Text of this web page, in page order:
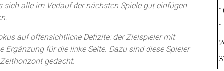
alle im Verlauf der nächsten Spiele gut einfügen
auf offensichtliche Defizite: der Zielspieler mit
Ergänzung für die linke Seite. Dazu sind diese Spieler
gedacht.